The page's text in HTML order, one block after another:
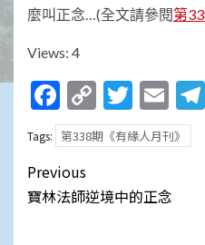
麼叫正念…(全文請參閱第
Views: 4
Facebook
Copy
Link
Tags: 第338期《有緣人月刊》
Post
navigation
Previous
寶林法師逆境中的正念